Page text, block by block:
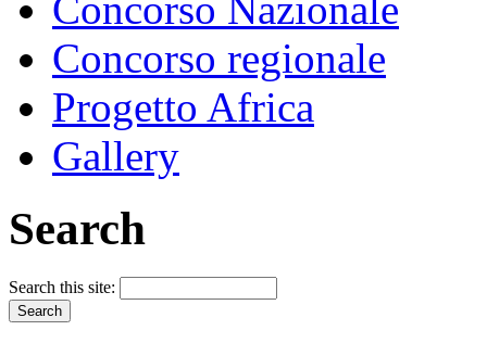
Concorso regionale
Progetto Africa
Gallery
Search
Search this site: